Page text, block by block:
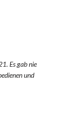
Es gab nie
und